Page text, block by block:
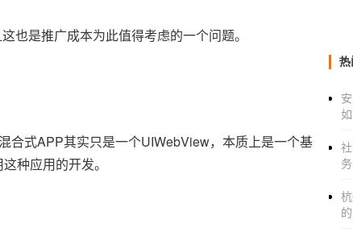
也是推广成本为此值得考虑的一个问题。
合式APP其实只是一个UIWebView，本质上是一个基
种应用的开发。
热